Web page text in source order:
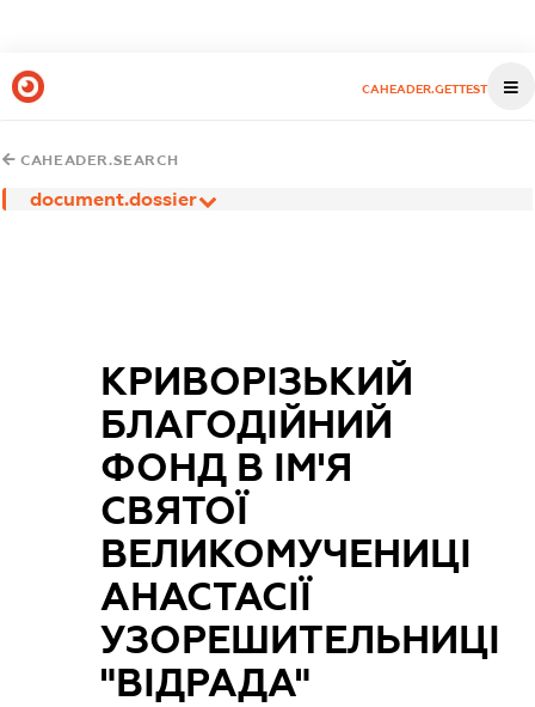
CAHEADER.GETTEST
CAHEADER.SEARCH
document.dossier
КРИВОРІЗЬКИЙ
БЛАГОДІЙНИЙ
ФОНД В ІМ'Я
СВЯТОЇ
ВЕЛИКОМУЧЕНИЦІ
АНАСТАСІЇ
УЗОРЕШИТЕЛЬНИЦІ
"ВІДРАДА"